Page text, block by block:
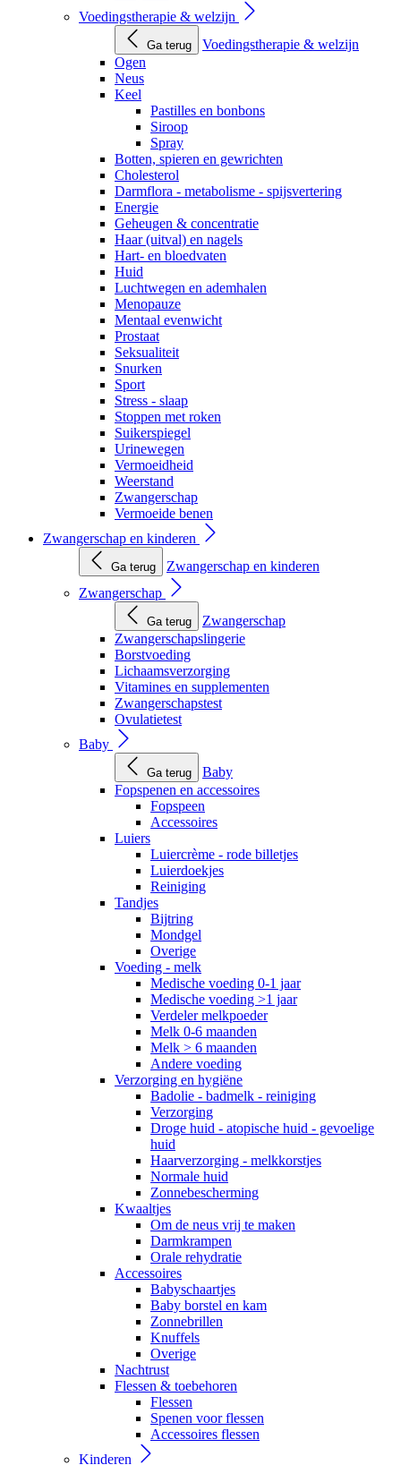
Voedingstherapie & welzijn
Ga terug
Voedingstherapie & welzijn
Ogen
Neus
Keel
Pastilles en bonbons
Siroop
Spray
Botten, spieren en gewrichten
Cholesterol
Darmflora - metabolisme - spijsvertering
Energie
Geheugen & concentratie
Haar (uitval) en nagels
Hart- en bloedvaten
Huid
Luchtwegen en ademhalen
Menopauze
Mentaal evenwicht
Prostaat
Seksualiteit
Snurken
Sport
Stress - slaap
Stoppen met roken
Suikerspiegel
Urinewegen
Vermoeidheid
Weerstand
Zwangerschap
Vermoeide benen
Zwangerschap en kinderen
Ga terug
Zwangerschap en kinderen
Zwangerschap
Ga terug
Zwangerschap
Zwangerschapslingerie
Borstvoeding
Lichaamsverzorging
Vitamines en supplementen
Zwangerschapstest
Ovulatietest
Baby
Ga terug
Baby
Fopspenen en accessoires
Fopspeen
Accessoires
Luiers
Luiercrème - rode billetjes
Luierdoekjes
Reiniging
Tandjes
Bijtring
Mondgel
Overige
Voeding - melk
Medische voeding 0-1 jaar
Medische voeding >1 jaar
Verdeler melkpoeder
Melk 0-6 maanden
Melk > 6 maanden
Andere voeding
Verzorging en hygiëne
Badolie - badmelk - reiniging
Verzorging
Droge huid - atopische huid - gevoelige
huid
Haarverzorging - melkkorstjes
Normale huid
Zonnebescherming
Kwaaltjes
Om de neus vrij te maken
Darmkrampen
Orale rehydratie
Accessoires
Babyschaartjes
Baby borstel en kam
Zonnebrillen
Knuffels
Overige
Nachtrust
Flessen & toebehoren
Flessen
Spenen voor flessen
Accessoires flessen
Kinderen